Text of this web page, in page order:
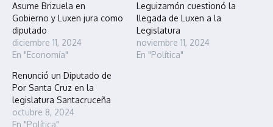
Asume Brizuela en
Gobierno y Luxen jura como
diputado
diciembre 11, 2024
En "Economía"
Leguizamón cuestionó la
llegada de Luxen a la
Legislatura
noviembre 11, 2024
En "Política"
Renunció un Diputado de
Por Santa Cruz en la
legislatura Santacruceña
octubre 8, 2024
En "Política"